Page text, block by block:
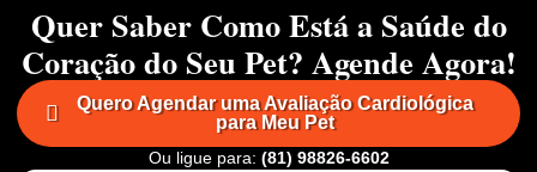
Quer Saber Como Está a Saúde do
Coração do Seu Pet? Agende Agora!
Quero Agendar uma Avaliação Cardiológica
para Meu Pet
Ou ligue para: (81) 98826-6602